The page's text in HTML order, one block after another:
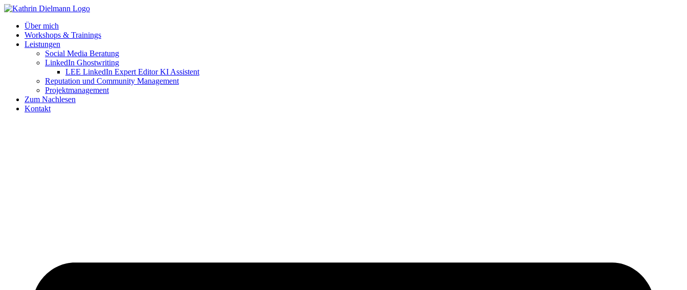
Zum
springenÜber mich
Workshops & Trainings
Leistungen
Social Media Beratung
LinkedIn Ghostwriting
LEE LinkedIn Expert Editor KI Assistent
Reputation und Community Management
Projektmanagement
Zum Nachlesen
Kontakt